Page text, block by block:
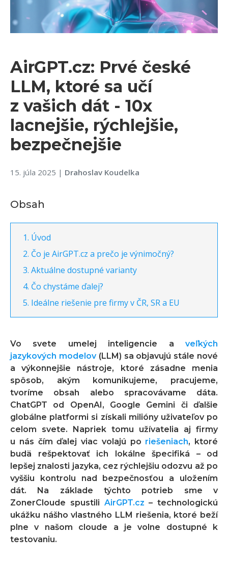
AirGPT.cz: Prvé české
LLM, ktoré sa učí
z vašich dát - 10x
lacnejšie, rýchlejšie,
bezpečnejšie
15. júla 2025 | Drahoslav Koudelka
Obsah
Úvod
Čo je AirGPT.cz a prečo je výnimočný?
Aktuálne dostupné varianty
Čo chystáme ďalej?
Ideálne riešenie pre firmy v ČR, SR a EU
Vo svete umelej inteligencie a veľkých
jazykových modelov(LLM) sa objavujú stále nové
a výkonnejšie nástroje, ktoré zásadne menia
spôsob, akým komunikujeme, pracujeme,
tvoríme obsah alebo spracovávame dáta.
ChatGPT od OpenAI, Google Gemini či ďalšie
globálne platformi si získali milióny uživateľov po
celom svete. Napriek tomu užívatelia aj firmy
u nás čím ďalej viac volajú po riešeniach, ktoré
budä rešpektovať ich lokálne špecifiká – od
lepšej znalosti jazyka, cez rýchlejšiu odozvu až po
vyššiu kontrolu nad bezpečnosťou a uložením
dát. Na základe týchto potrieb sme v
ZonerCloude spustili AirGPT.cz – technologickú
ukážku nášho vlastného LLM riešenia, ktoré beží
plne v našom cloude a je volne dostupné k
testovaniu.